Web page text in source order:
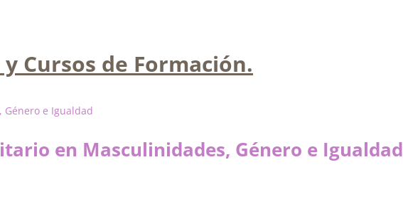
Cursos de Formación.
en Masculinidades, Género e Igualdad